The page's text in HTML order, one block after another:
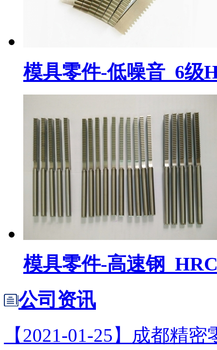
模具零件-低噪音_6级
模具零件-高速钢
公司资讯
【2021-01-25】成都精